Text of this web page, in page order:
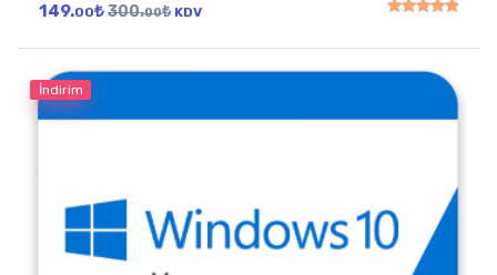
149.00₺300.00₺ KDV
İndirim